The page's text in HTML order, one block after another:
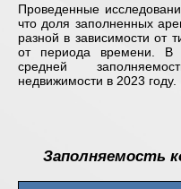
Проведенные
что доля заполненных
разной в зависимости от
от периода времени.
средней
недвижимости в 2023 году.
Заполняемость